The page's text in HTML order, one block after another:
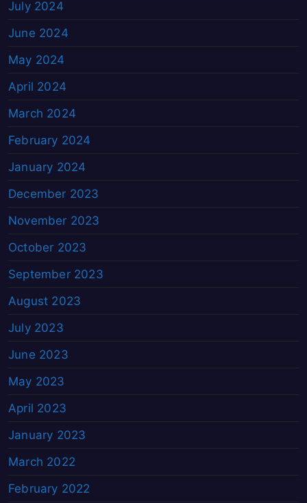
July 2024
June 2024
May 2024
April 2024
March 2024
February 2024
January 2024
December 2023
November 2023
October 2023
September 2023
August 2023
July 2023
June 2023
May 2023
April 2023
January 2023
March 2022
February 2022